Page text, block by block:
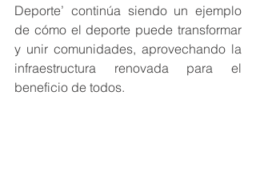
Deporte’ continúa siendo un ejemplo
de cómo el deporte puede transformar
y unir comunidades, aprovechando la
infraestructura renovada para el
beneficio de todos.